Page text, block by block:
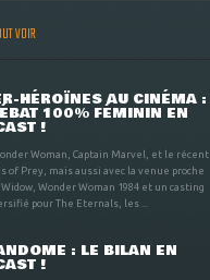
VOIR
HÉROÏNES AU CINÉMA :
100% FÉMININ EN
!
Woman, Captain Marvel, et le récent
of Prey, mais aussi avec la venue proche
Widow, Wonder Woman 1984 et un casting
pour The Eternals, les ...
: LE BILAN EN
!